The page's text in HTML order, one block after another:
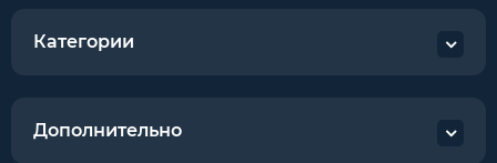
Категории
Дополнительно